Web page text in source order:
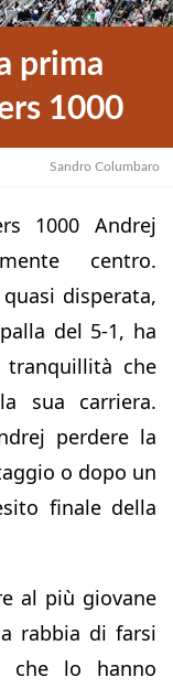
prima
1000
Sandro Columbaro
1000 Andrej
centro.
disperata,
del 5-1, ha
che
sua carriera.
perdere la
o dopo un
finale della
al più giovane
rabbia di farsi
che lo hanno